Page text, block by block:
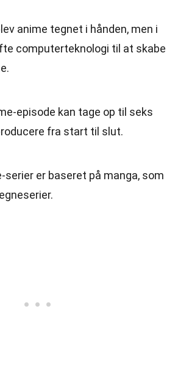
anime tegnet i hånden, men i
computerteknologi til at skabe
episode kan tage op til seks
fra start til slut.
serier er baseret på manga, som